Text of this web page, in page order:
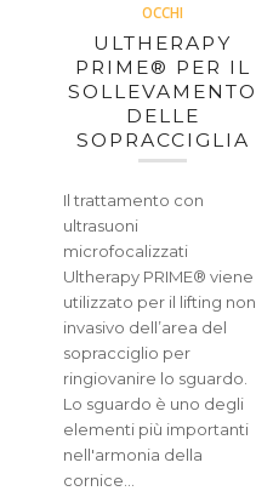
OCCHI
ULTHERAPY
PRIME® PER IL
SOLLEVAMENTO
DELLE
SOPRACCIGLIA
Il trattamento con
ultrasuoni
microfocalizzati
Ultherapy PRIME® viene
utilizzato per il lifting non
invasivo dell’area del
sopracciglio per
ringiovanire lo sguardo.
Lo sguardo è uno degli
elementi più importanti
nell'armonia della
cornice…